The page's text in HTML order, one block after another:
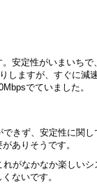
安定性がいまいちで
しますが、すぐに減
でていました。
きず、安定性に関
ありそうです。
がなかなか楽しい
ないです。